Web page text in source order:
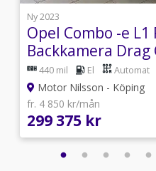
Ny 2023
Opel Combo -e L1
Backkamera
440 mil El Automat
Motor Nilsson - Köping
fr. 4 850 kr/mån
299 375 kr